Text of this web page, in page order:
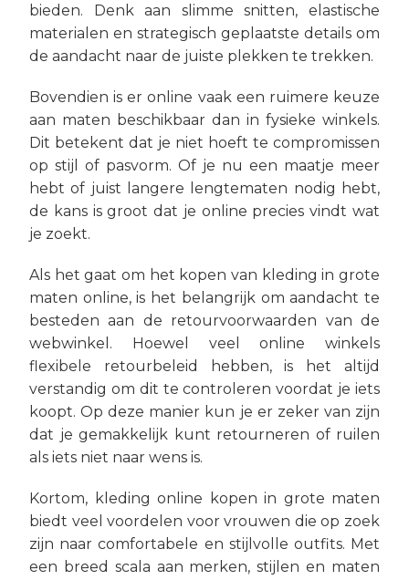
bieden. Denk aan slimme snitten, elastische
materialen en strategisch geplaatste details om
de aandacht naar de juiste plekken te trekken.
Bovendien is er online vaak een ruimere keuze
aan maten beschikbaar dan in fysieke winkels.
Dit betekent dat je niet hoeft te compromissen
op stijl of pasvorm. Of je nu een maatje meer
hebt of juist langere lengtematen nodig hebt,
de kans is groot dat je online precies vindt wat
je zoekt.
Als het gaat om het kopen van kleding in grote
maten online, is het belangrijk om aandacht te
besteden aan de retourvoorwaarden van de
webwinkel. Hoewel veel online winkels
flexibele retourbeleid hebben, is het altijd
verstandig om dit te controleren voordat je iets
koopt. Op deze manier kun je er zeker van zijn
dat je gemakkelijk kunt retourneren of ruilen
als iets niet naar wens is.
Kortom, kleding online kopen in grote maten
biedt veel voordelen voor vrouwen die op zoek
zijn naar comfortabele en stijlvolle outfits. Met
een breed scala aan merken, stijlen en maten